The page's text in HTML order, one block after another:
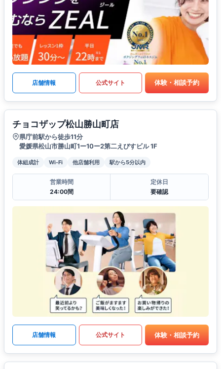
店舗情報 公式サイト 体験・相談予約
チョコザップ松山勝山町店
県庁前駅から徒歩11分
愛媛県松山市勝山町1ー10ー2第二えびすビル 1F
体組成計 Wi-Fi 他店舗利用 駅から5分以内
営業時間
24:00間
定休日
要確認
店舗情報 公式サイト 体験・相談予約